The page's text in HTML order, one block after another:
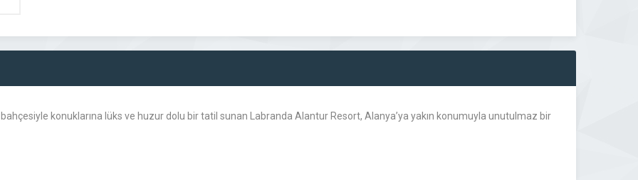
konuklarına lüks ve huzur dolu bir tatil sunan Labranda Alantur Resort, Alanya’ya yakın konumuyla unutulmaz bir